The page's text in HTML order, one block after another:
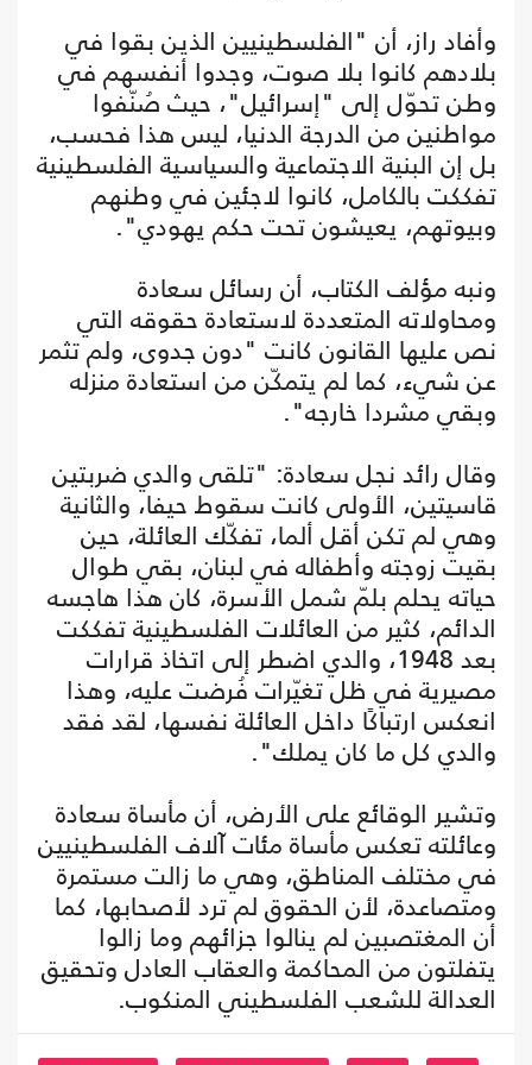
وأفاد راز، أن "الفلسطينيين الذين بقوا في
بلادهم كانوا بلا صوت، وجدوا أنفسهم في
وطن تحوّل إلى "إسرائيل"، حيث صُنّفوا
مواطنين من الدرجة الدنيا، ليس هذا فحسب،
بل إن البنية الاجتماعية والسياسية الفلسطينية
تفككت بالكامل، كانوا لاجئين في وطنهم
وبيوتهم، يعيشون تحت حكم يهودي".
ونبه مؤلف الكتاب، أن رسائل سعادة
ومحاولاته المتعددة لاستعادة حقوقه التي
نص عليها القانون كانت "دون جدوى، ولم تثمر
عن شيء، كما لم يتمكّن من استعادة منزله
وبقي مشردا خارجه".
وقال رائد نجل سعادة: "تلقى والدي ضربتين
قاسيتين، الأولى كانت سقوط حيفا، والثانية
وهي لم تكن أقل ألما، تفكّك العائلة، حين
بقيت زوجته وأطفاله في لبنان، بقي طوال
حياته يحلم بلمّ شمل الأسرة، كان هذا هاجسه
الدائم، كثير من العائلات الفلسطينية تفككت
بعد 1948، والدي اضطر إلى اتخاذ قرارات
مصيرية في ظل تغيّرات فُرضت عليه، وهذا
انعكس ارتباكًا داخل العائلة نفسها، لقد فقد
والدي كل ما كان يملك".
وتشير الوقائع على الأرض، أن مأساة سعادة
وعائلته تعكس مأساة مئات آلاف الفلسطينيين
في مختلف المناطق، وهي ما زالت مستمرة
ومتصاعدة، لأن الحقوق لم ترد لأصحابها، كما
أن المغتصبين لم ينالوا جزائهم وما زالوا
يتفلتون من المحاكمة والعقاب العادل وتحقيق
العدالة للشعب الفلسطيني المنكوب.